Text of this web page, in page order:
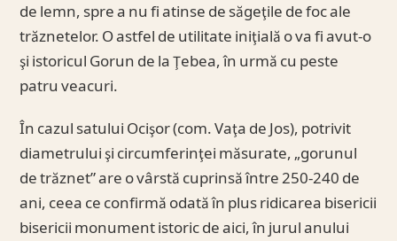
de lemn, spre a nu fi atinse de săgeţile de foc ale
trăznetelor. O astfel de utilitate iniţială o va fi avut-o
şi istoricul Gorun de la Ţebea, în urmă cu peste
patru veacuri.
În cazul satului Ocişor (com. Vaţa de Jos), potrivit
diametrului şi circumferinţei măsurate, „gorunul
de trăznet” are o vârstă cuprinsă între 250-240 de
ani, ceea ce confirmă odată în plus ridicarea bisericii
bisericii monument istoric de aici, în jurul anului